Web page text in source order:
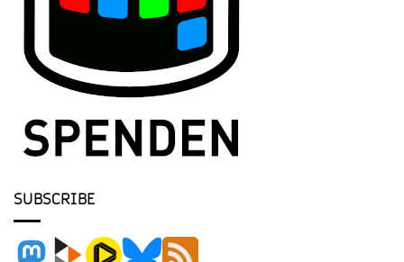
SUBSCRIBE